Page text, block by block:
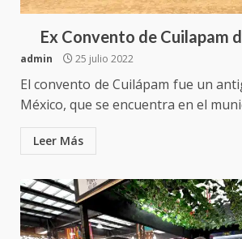
Ex Convento de Cuilapam
admin 25 julio 2022
El convento de Cuilápam fue un
México, que se encuentra en el
Leer Más
5 agosto 2026
4
Encuentro de
con el Gobernador
Cruz reafirma la
Secretaría de
presencia
Juan